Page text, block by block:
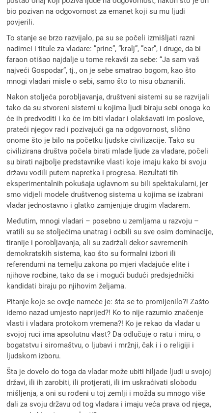
bio pozivan na odgovornost za emanet koji su mu ljudi
povjerili.
To stanje se brzo razvijalo, pa su se počeli izmišljati razni
nadimci i titule za vladare: ”princ”, ”kralj”, ”car”, i druge, da bi
faraon otišao najdalje u tome rekavši za sebe: “Ja sam vaš
najveći Gospodar”, tj., on je sebe smatrao bogom, kao što
mnogi vladari misle o sebi, samo što to nisu obznanili.
Nakon stoljeća porobljavanja, društveni sistemi su se razvijali
tako da su stvoreni sistemi u kojima ljudi biraju sebi onoga ko
će ih predvoditi i ko će im biti vladar i olakšavati im poslove,
prateći njegov rad i pozivajući ga na odgovornost, slično
onome što je bilo na početku ljudske civilizacije. Tako su
civilizirana društva počela birati mlade ljude za vladare, počeli
su birati najbolje predstavnike vlasti koje imaju kako bi svoju
državu vodili putem napretka i progresa. Rezultati tih
eksperimentalnih pokušaja uglavnom su bili spektakularni, jer
smo vidjeli modele društvenog sistema u kojima se izabrani
vladar jednostavno i glatko zamjenjuje drugim vladarem.
Međutim, mnogi vladari – posebno u zemljama u razvoju –
vratili su se stoljećima unatrag i odbili su sve osim dominacije,
tiranije i porobljavanja, ali su zadržali dekor savremenih
demokratskih sistema, kao što su formalni izbori ili
referendumi na temelju zakona po mjeri vladajuće elite i
njihove rodbine, tako da se i mogući budući predsjednički
kandidati biraju po njihovim željama.
Pitanje koje se ovdje nameće je: šta se to promijenilo?! Zašto
idemo nazad umjesto naprijed?! Ko to nije razumio značenje
vlasti i vladara protokom vremena?! Ko je rekao da vladar u
svojoj ruci ima apsolutnu vlast? Da odlučuje o ratu i miru, o
bogatstvu i siromaštvu, o ljubavi i mržnji, čak i i o religiji i
ljudskom izboru.
Šta je dovelo do toga da vladar može ubiti hiljade ljudi u svojoj
državi, ili ih zarobiti, ili protjerati, ili im uskraćivati slobodu
mišljenja, a oni su rođeni u toj zemlji i možda su mnogo više
dali za svoju državu od tog vladara i imaju veća prava od njega,